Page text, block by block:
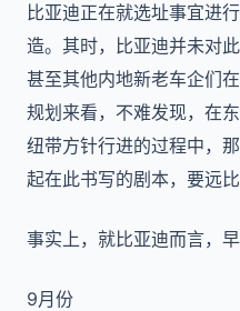
比亚迪正在就选址事宜进
造。其时，比亚迪并未对
甚至其他内地新老车企们
规划来看，不难发现，在
纽带方针行进的过程中，
起在此书写的剧本，要远
事实上，就比亚迪而言，
9月份